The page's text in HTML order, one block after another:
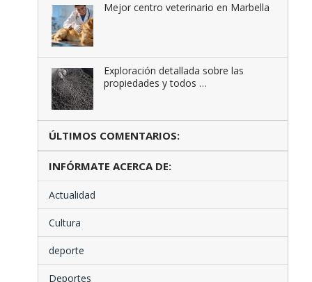
Mejor centro veterinario en Marbella
Exploración detallada sobre las
propiedades y todos …
ÚLTIMOS COMENTARIOS:
INFÓRMATE ACERCA DE:
Actualidad
Cultura
deporte
Deportes